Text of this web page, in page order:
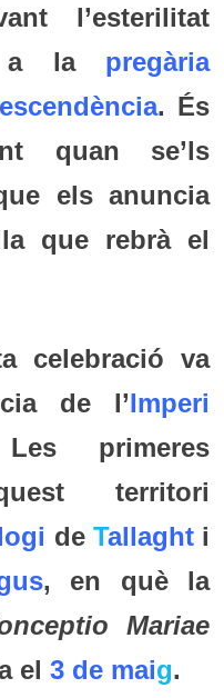
l’esterilitat
a la pregària
. És
quan se’ls
els anuncia
que rebrà el
celebració va
de l’Imperi
primeres
territori
de Tallaghti
, en què la
Mariae
el 3 de maig.